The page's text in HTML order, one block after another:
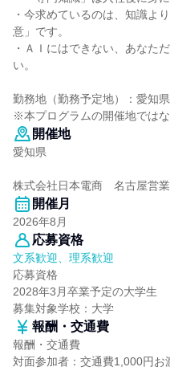
・今求めているのは、知識よ
意」です。
・ＡＩにはできない、あなた
い。
勤務地（勤務予定地）：愛知県
※本プログラムの開催地では
開催地
愛知県
株式会社日本電商 名古屋営
開催月
2026年8月
応募資格
文系歓迎、理系歓迎
応募資格
2028年3月卒業予定の大学生
募集対象学校：大学
報酬・交通費
報酬・交通費
対面参加者：交通費1,000円お